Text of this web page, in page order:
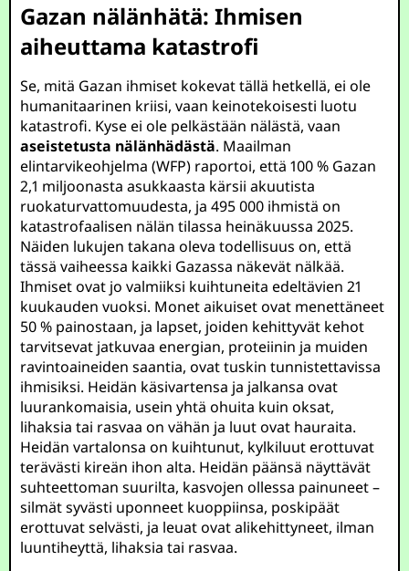
Gazan nälänhätä: Ihmisen
aiheuttama katastrofi
Se, mitä Gazan ihmiset kokevat tällä hetkellä, ei ole
humanitaarinen kriisi, vaan keinotekoisesti luotu
katastrofi. Kyse ei ole pelkästään nälästä, vaan
aseistetusta nälänhädästä. Maailman
elintarvikeohjelma (WFP) raportoi, että 100 % Gazan
2,1 miljoonasta asukkaasta kärsii akuutista
ruokaturvattomuudesta, ja 495 000 ihmistä on
katastrofaalisen nälän tilassa heinäkuussa 2025.
Näiden lukujen takana oleva todellisuus on, että
tässä vaiheessa kaikki Gazassa näkevät nälkää.
Ihmiset ovat jo valmiiksi kuihtuneita edeltävien 21
kuukauden vuoksi. Monet aikuiset ovat menettäneet
50 % painostaan, ja lapset, joiden kehittyvät kehot
tarvitsevat jatkuvaa energian, proteiinin ja muiden
ravintoaineiden saantia, ovat tuskin tunnistettavissa
ihmisiksi. Heidän käsivartensa ja jalkansa ovat
luurankomaisia, usein yhtä ohuita kuin oksat,
lihaksia tai rasvaa on vähän ja luut ovat hauraita.
Heidän vartalonsa on kuihtunut, kylkiluut erottuvat
terävästi kireän ihon alta. Heidän päänsä näyttävät
suhteettoman suurilta, kasvojen ollessa painuneet –
silmät syvästi uponneet kuoppiinsa, poskipäät
erottuvat selvästi, ja leuat ovat alikehittyneet, ilman
luuntiheyttä, lihaksia tai rasvaa.